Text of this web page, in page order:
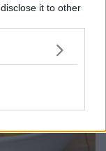
it to other